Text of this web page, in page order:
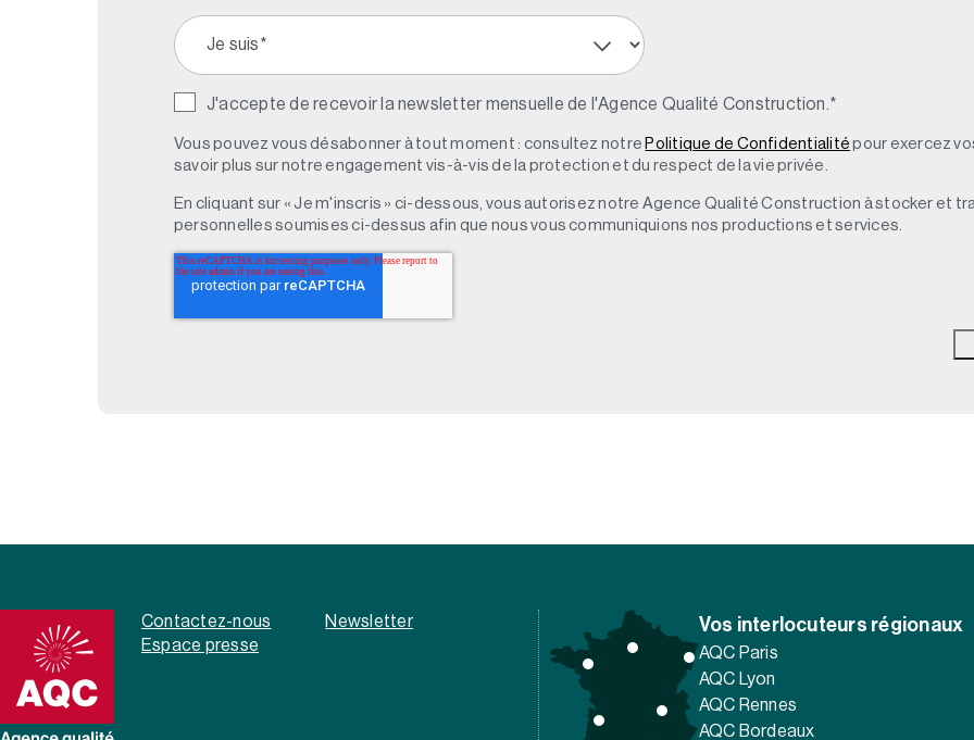
J'accepte de recevoir la newsletter mensuelle de l'Agence Qualité Construction.*
Vous pouvez vous désabonner à tout moment : consultez notre Politique de Confidentialité pour exercez
savoir plus sur notre engagement vis-à-vis de la protection et du respect de la vie privée.
En cliquant sur « Je m'inscris » ci-dessous, vous autorisez notre Agence Qualité Construction à stocker et
personnelles soumises ci-dessus afin que nous vous communiquions nos productions et services.
Contactez-nous
Newsletter
Espace presse
Vos interlocuteurs régionaux
AQC Paris
AQC Lyon
AQC Rennes
AQC Bordeaux